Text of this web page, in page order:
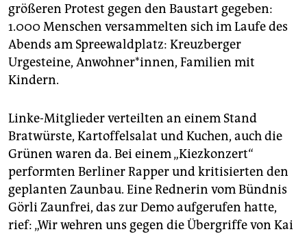
größeren Protest gegen den Baustart gegeben:
1.000 Menschen versammelten sich im Laufe des
Abends am Spreewaldplatz: Kreuzberger
Urgesteine, Anwohner*innen, Familien mit
Kindern.
Linke-Mitglieder verteilten an einem Stand
Bratwürste, Kartoffelsalat und Kuchen, auch die
Grünen waren da. Bei einem „Kiezkonzert“
performten Berliner Rapper und kritisierten den
geplanten Zaunbau. Eine Rednerin vom Bündnis
Görli Zaunfrei, das zur Demo aufgerufen hatte,
rief: „Wir wehren uns gegen die Übergriffe von Kai